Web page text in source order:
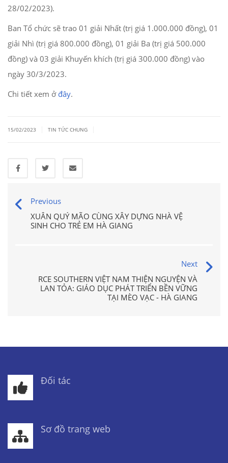
28/02/2023).
Ban Tổ chức sẽ trao 01 giải Nhất (trị giá 1.000.000 đồng), 01
giải Nhì (trị giá 800.000 đồng), 01 giải Ba (trị giá 500.000
đồng) và 03 giải Khuyến khích (trị giá 300.000 đồng) vào
ngày 30/3/2023.
Chi tiết xem ở đây.
15/02/2023 TIN TỨC CHUNG
Previous
XUÂN QUÝ MÃO CÙNG XÂY DỰNG NHÀ VỆ
SINH CHO TRẺ EM HÀ GIANG
Next
RCE SOUTHERN VIỆT NAM THIỆN NGUYỆN VÀ
LAN TỎA: GIÁO DỤC PHÁT TRIỂN BỀN VỮNG
TẠI MÈO VẠC - HÀ GIANG
Đối tác
Sơ đồ trang web